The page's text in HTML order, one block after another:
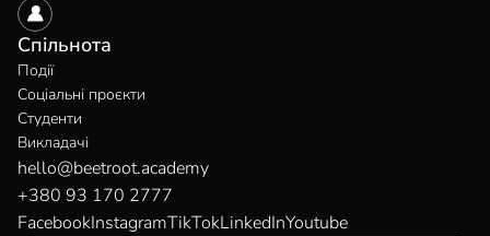
Спільнота
Події
Соціальні проєкти
Студенти
Викладачі
hello@beetroot.academy
+380 93 170 2777
FacebookInstagramTikTokLinkedInYoutube